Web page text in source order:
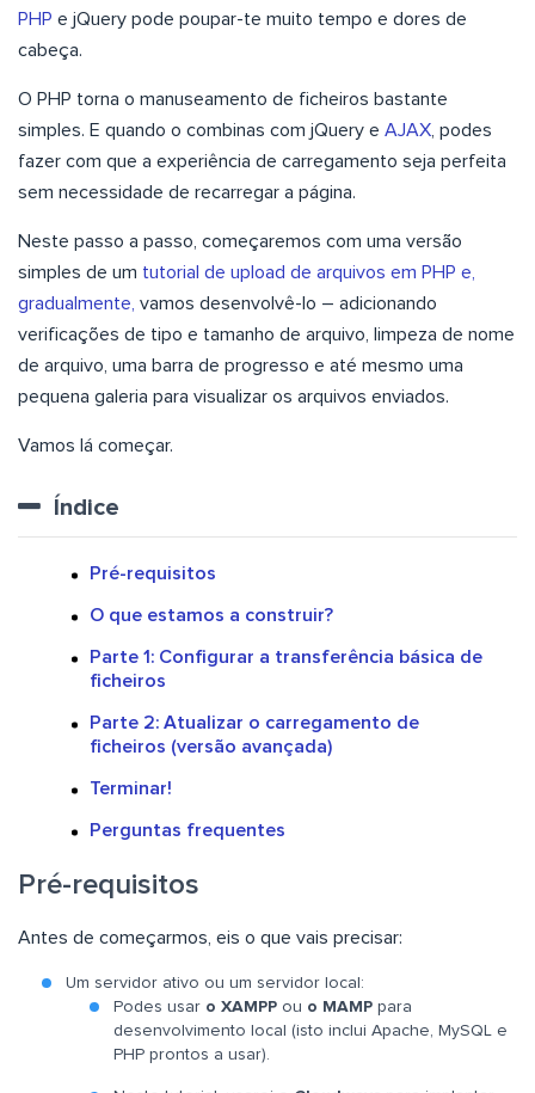
PHP e jQuery pode poupar-te muito tempo e dores de
cabeça.
O PHP torna o manuseamento de ficheiros bastante
simples. E quando o combinas com jQuery e AJAX, podes
fazer com que a experiência de carregamento seja perfeita
sem necessidade de recarregar a página.
Neste passo a passo, começaremos com uma versão
simples de um tutorial de upload de arquivos em PHP e,
gradualmente, vamos desenvolvê-lo – adicionando
verificações de tipo e tamanho de arquivo, limpeza de nome
de arquivo, uma barra de progresso e até mesmo uma
pequena galeria para visualizar os arquivos enviados.
Vamos lá começar.
Índice
Pré-requisitos
O que estamos a construir?
Parte 1: Configurar a transferência básica de
ficheiros
Parte 2: Atualizar o carregamento de
ficheiros (versão avançada)
Terminar!
Perguntas frequentes
Pré-requisitos
Antes de começarmos, eis o que vais precisar:
Um servidor ativo ou um servidor local:
Podes usar o XAMPP ou o MAMP para
desenvolvimento local (isto inclui Apache, MySQL e
PHP prontos a usar).